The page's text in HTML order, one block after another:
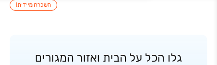
השכרה מיידית!
גלו הכל על הבית ואזור המגורים